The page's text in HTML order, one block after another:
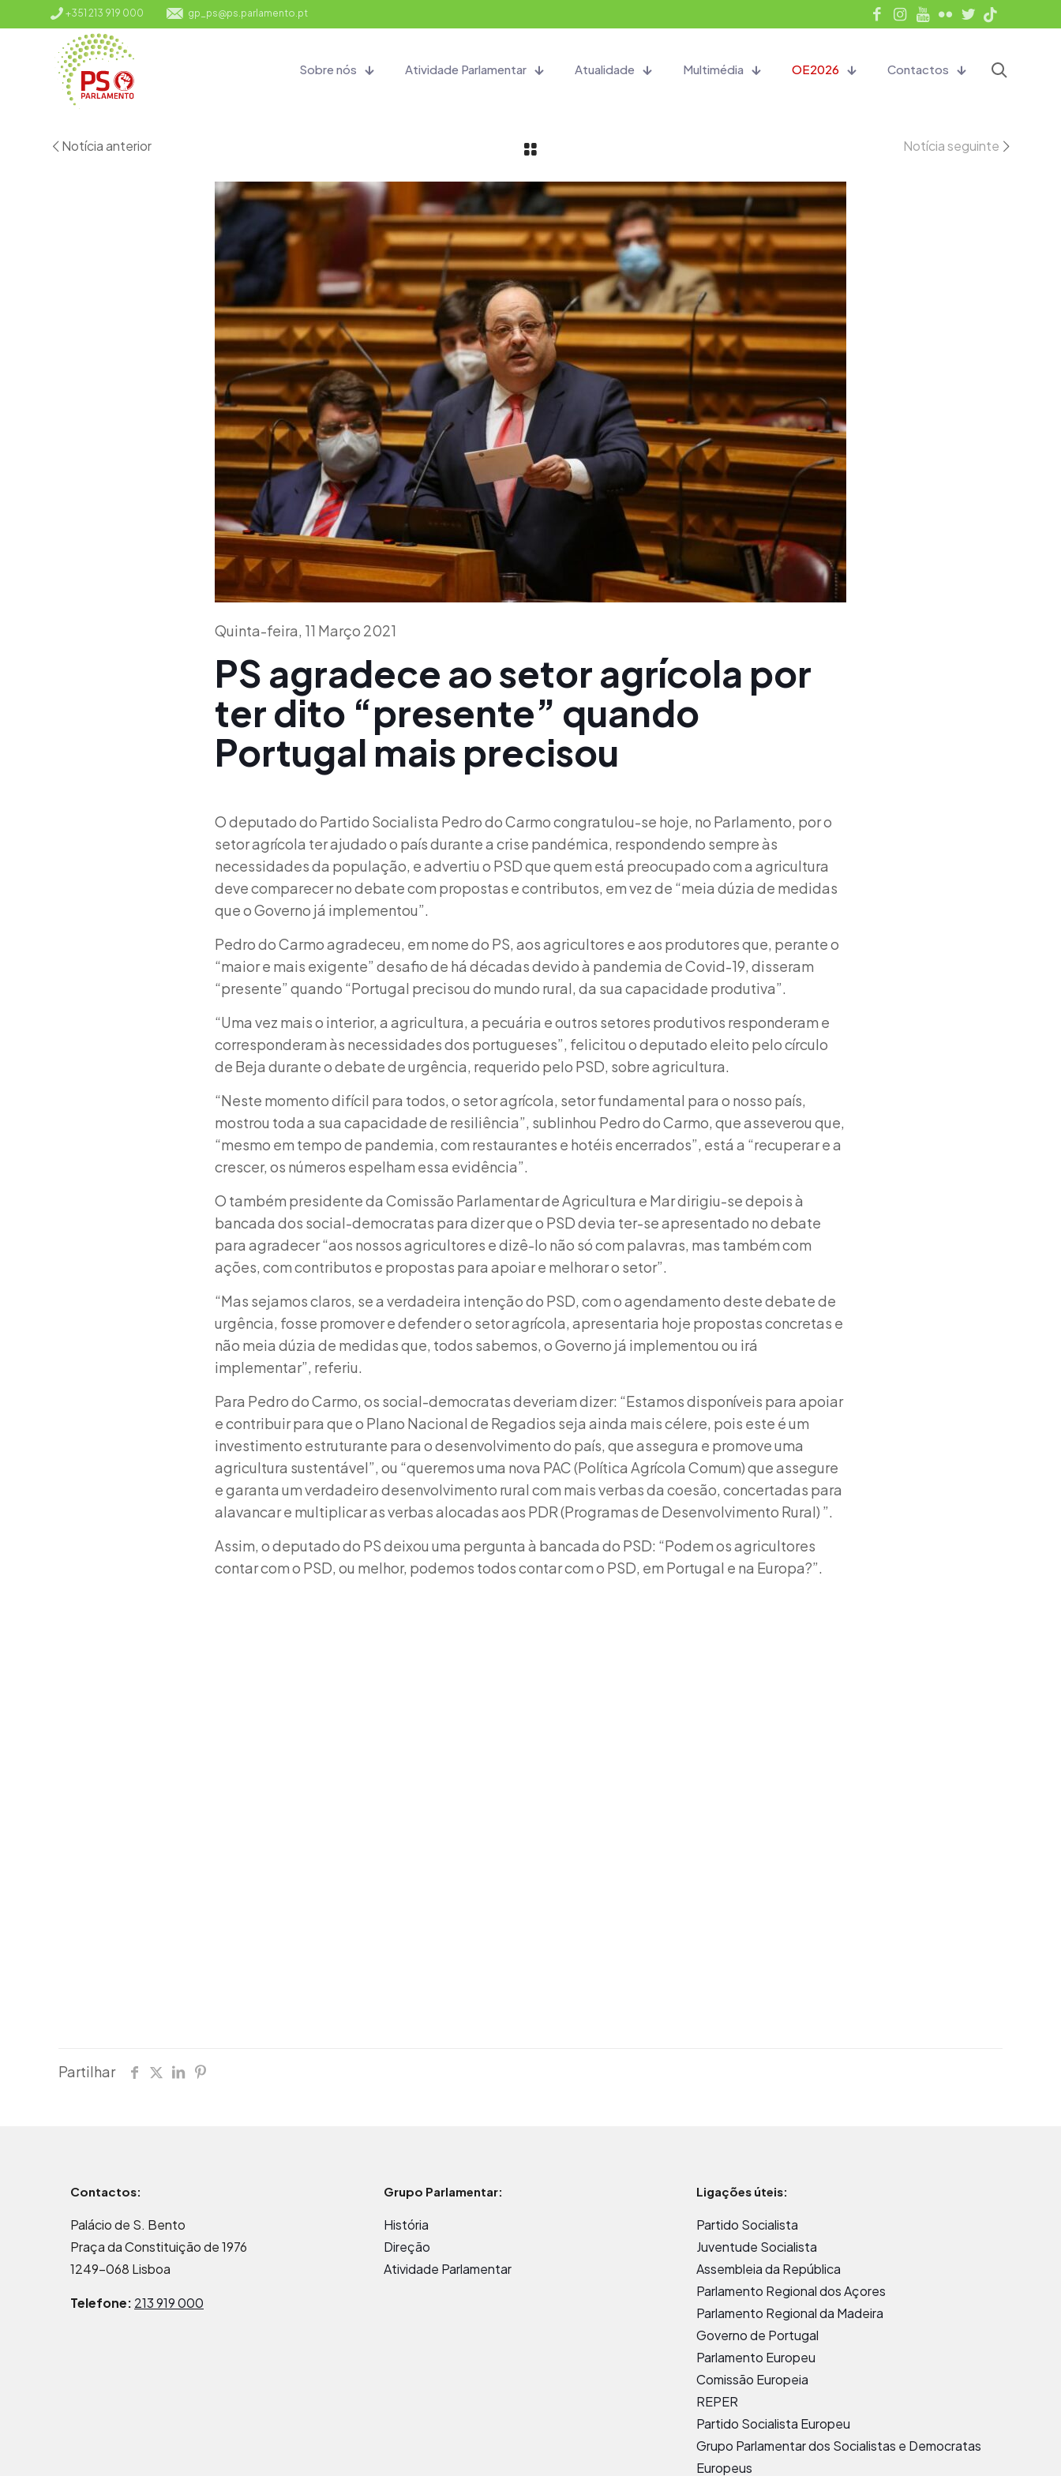
+351 213 919 000 gp_ps@ps.parlamento.pt
Sobre nós Atividade Parlamentar Atualidade Multimédia OE2026 Contactos
Notícia anterior Notícia seguinte
Quinta-feira, 11 Março 2021
PS agradece ao setor agrícola por
ter dito “presente” quando
Portugal mais precisou
O deputado do Partido Socialista Pedro do Carmo congratulou-se hoje, no Parlamento, por o
setor agrícola ter ajudado o país durante a crise pandémica, respondendo sempre às
necessidades da população, e advertiu o PSD que quem está preocupado com a agricultura
deve comparecer no debate com propostas e contributos, em vez de “meia dúzia de medidas
que o Governo já implementou”.
Pedro do Carmo agradeceu, em nome do PS, aos agricultores e aos produtores que, perante o
“maior e mais exigente” desafio de há décadas devido à pandemia de Covid-19, disseram
“presente” quando “Portugal precisou do mundo rural, da sua capacidade produtiva”.
“Uma vez mais o interior, a agricultura, a pecuária e outros setores produtivos responderam e
corresponderam às necessidades dos portugueses”, felicitou o deputado eleito pelo círculo
de Beja durante o debate de urgência, requerido pelo PSD, sobre agricultura.
“Neste momento difícil para todos, o setor agrícola, setor fundamental para o nosso país,
mostrou toda a sua capacidade de resiliência”, sublinhou Pedro do Carmo, que asseverou que,
“mesmo em tempo de pandemia, com restaurantes e hotéis encerrados”, está a “recuperar e a
crescer, os números espelham essa evidência”.
O também presidente da Comissão Parlamentar de Agricultura e Mar dirigiu-se depois à
bancada dos social-democratas para dizer que o PSD devia ter-se apresentado no debate
para agradecer “aos nossos agricultores e dizê-lo não só com palavras, mas também com
ações, com contributos e propostas para apoiar e melhorar o setor”.
“Mas sejamos claros, se a verdadeira intenção do PSD, com o agendamento deste debate de
urgência, fosse promover e defender o setor agrícola, apresentaria hoje propostas concretas e
não meia dúzia de medidas que, todos sabemos, o Governo já implementou ou irá
implementar”, referiu.
Para Pedro do Carmo, os social-democratas deveriam dizer: “Estamos disponíveis para apoiar
e contribuir para que o Plano Nacional de Regadios seja ainda mais célere, pois este é um
investimento estruturante para o desenvolvimento do país, que assegura e promove uma
agricultura sustentável”, ou “queremos uma nova PAC (Política Agrícola Comum) que assegure
e garanta um verdadeiro desenvolvimento rural com mais verbas da coesão, concertadas para
alavancar e multiplicar as verbas alocadas aos PDR (Programas de Desenvolvimento Rural) ”.
Assim, o deputado do PS deixou uma pergunta à bancada do PSD: “Podem os agricultores
contar com o PSD, ou melhor, podemos todos contar com o PSD, em Portugal e na Europa?”.
Partilhar
Contactos:
Palácio de S. Bento
Praça da Constituição de 1976
1249-068 Lisboa
Telefone: 213 919 000
Grupo Parlamentar:
História
Direção
Atividade Parlamentar
Ligações úteis:
Partido Socialista
Juventude Socialista
Assembleia da República
Parlamento Regional dos Açores
Parlamento Regional da Madeira
Governo de Portugal
Parlamento Europeu
Comissão Europeia
REPER
Partido Socialista Europeu
Grupo Parlamentar dos Socialistas e Democratas
Europeus